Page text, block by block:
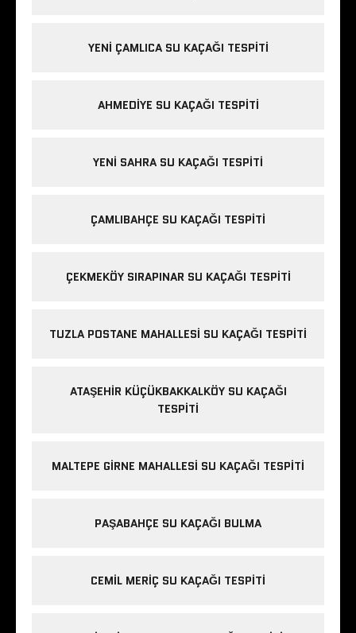
YENI ÇAMLICA SU KAÇAĞI TESPITI
AHMEDIYE SU KAÇAĞI TESPITI
YENI SAHRA SU KAÇAĞI TESPITI
ÇAMLIBAHÇE SU KAÇAĞI TESPITI
ÇEKMEKÖY SIRAPINAR SU KAÇAĞI TESPITI
TUZLA POSTANE MAHALLESI SU KAÇAĞI TESPITI
ATAŞEHIR KÜÇÜKBAKKALKÖY SU KAÇAĞI
TESPITI
MALTEPE GIRNE MAHALLESI SU KAÇAĞI TESPITI
PAŞABAHÇE SU KAÇAĞI BULMA
CEMIL MERIÇ SU KAÇAĞI TESPITI